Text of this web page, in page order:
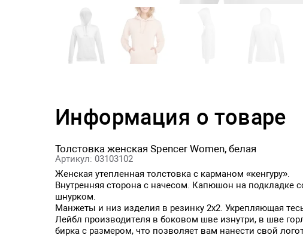
Информация о товаре
Толстовка женская Spencer Women, белая
Артикул: 03103102
Женская утепленная толстовка с карманом «кенгуру».
Внутренняя сторона с начесом. Капюшон на подкладке
шнурком.
Манжеты и низ изделия в резинку 2х2. Укрепляющая
Лейбл производителя в боковом шве изнутри, в шве
бирка с размером, что позволяет вам нанести свой